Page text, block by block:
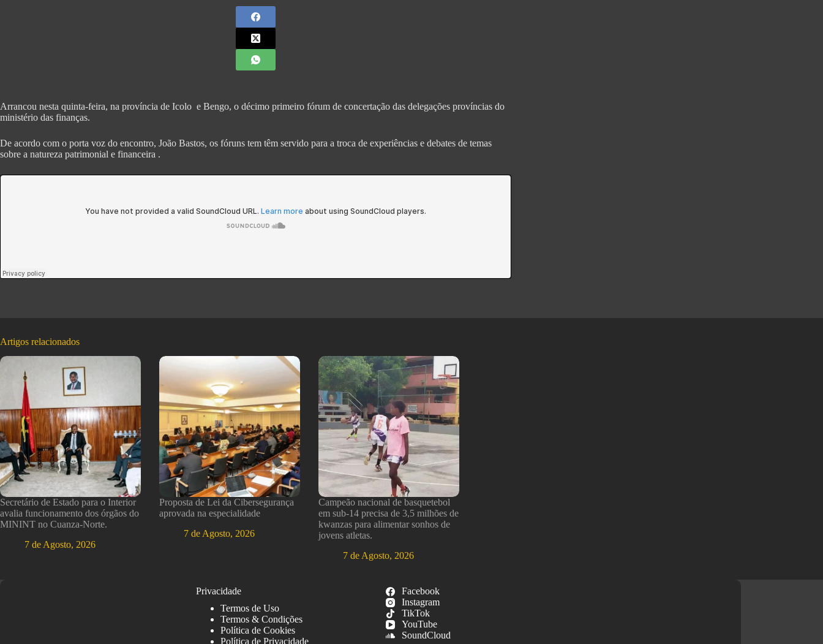
Arrancou nesta quinta-feira, na província de Icolo e Bengo, o décimo primeiro fórum de concertação das delegações províncias do
ministério das finanças.
De acordo com o porta voz do encontro, João Bastos, os fóruns tem têm servido para a troca de experiências e debates de temas
sobre a natureza patrimonial e financeira .
Artigos relacionados
Secretário de Estado para o Interior
avalia funcionamento dos órgãos do
MININT no Cuanza-Norte.
7 de Agosto, 2026
Proposta de Lei da Cibersegurança
aprovada na especialidade
7 de Agosto, 2026
Campeão nacional de basquetebol
em sub-14 precisa de 3,5 milhões de
kwanzas para alimentar sonhos de
jovens atletas.
7 de Agosto, 2026
Privacidade
Termos de Uso
Termos & Condições
Política de Cookies
Política de Privacidade
Facebook
Instagram
TikTok
YouTube
SoundCloud